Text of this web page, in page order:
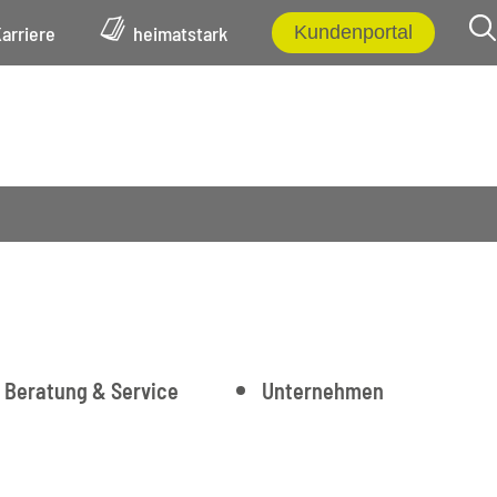
heimatstark Kundenportal
Beratung & Service Unternehmen
den